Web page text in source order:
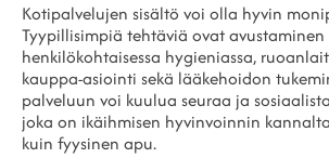
Kotipalvelujen sisältö voi olla hyvin
Tyypillisimpiä tehtäviä ovat avustaminen
henkilökohtaisessa hygieniassa,
kauppa-asiointi sekä lääkehoidon
palveluun voi kuulua seuraa ja
joka on ikäihmisen hyvinvoinnin
kuin fyysinen apu.